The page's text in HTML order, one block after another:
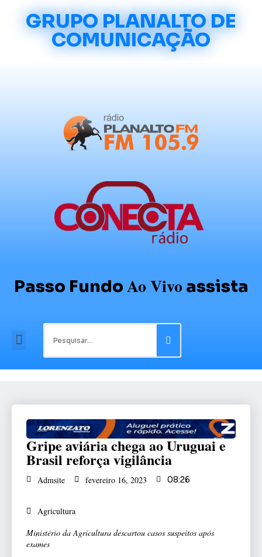
GRUPO PLANALTO DE
COMUNICAÇÃO
Passo Fundo Ao Vivo assista
Gripe aviária chega ao Uruguai e
Brasil reforça vigilância
Admsite fevereiro 16, 2023 08:26
Agricultura
Ministério da Agricultura descartou casos suspeitos após
exames